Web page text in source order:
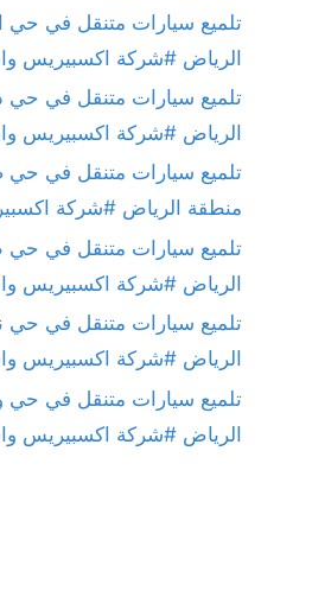
تلميع سيارات متنقل في حي
الرياض #شركة اكسبيريس
تلميع سيارات متنقل في حي
الرياض #شركة اكسبيريس
تلميع سيارات متنقل في حي
منطقة الرياض #شركة
تلميع سيارات متنقل في
الرياض #شركة اكسبيريس
تلميع سيارات متنقل في حي
الرياض #شركة اكسبيريس
تلميع سيارات متنقل في حي
الرياض #شركة اكسبيريس